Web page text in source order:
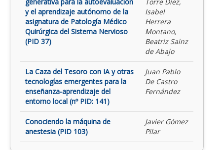
y el aprendizaje autónomo de la
asignatura de Patología Médico
Quirúrgica del Sistema Nervioso
(PID 37)
Isabel
Herrera
Montano,
Beatriz Sainz
de Abajo
La Caza del Tesoro con IA y otras
tecnologías emergentes para la
enseñanza-aprendizaje del
entorno local (nº PID: 141)
Juan Pablo
De Castro
Fernández
Conociendo la máquina de
anestesia (PID 103)
Javier Gómez
Pilar